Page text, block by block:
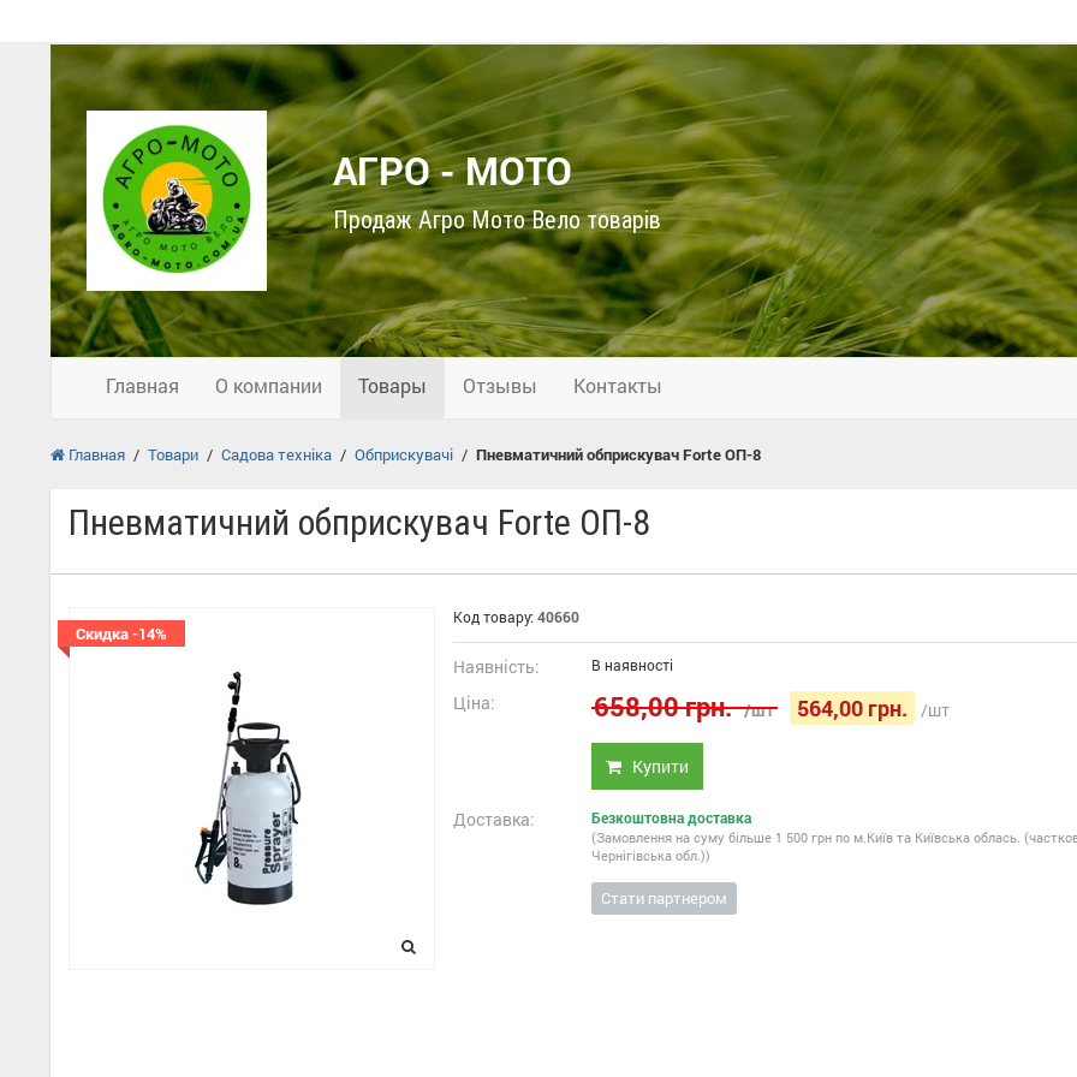
АГРО - МОТО
Продаж Агро Мото Вело товарів
Главная О компании Товары Отзывы Контакты
Главная / Товари / Садова техніка / Обприскувачі / Пневматичний обприскувач Forte ОП-8
Пневматичний обприскувач Forte ОП-8
Код товару: 40660
Скидка -14%
Наявність: В наявності
Ціна: 658,00 грн. /шт 564,00 грн. /шт
Купити
Доставка: Безкоштовна доставка
(Замовлення на суму більше 1 500 грн по м.Київ та Київська облась.
Чернігівська обл.))
Стати партнером